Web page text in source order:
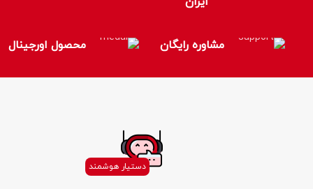
مشاوره رایگان محصول اورجینال
دستیار هوشمند